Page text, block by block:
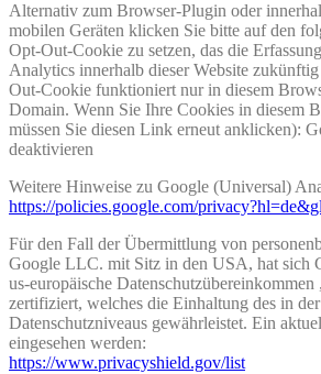
Alternativ zum Browser-Plugin oder
mobilen Geräten klicken Sie bitte auf den
Opt-Out-Cookie zu setzen, das die
Analytics innerhalb dieser Website
Out-Cookie funktioniert nur in diesem
Domain. Wenn Sie Ihre Cookies in diesem
müssen Sie diesen Link erneut anklicken):
deaktivieren
Weitere Hinweise zu Google (Universal)
https://policies.google.com/
Für den Fall der Übermittlung von
Google LLC. mit Sitz in den USA, hat sich
us-europäische
zertifiziert, welches die Einhaltung des in
Datenschutzniveaus gewährleistet. Ein
eingesehen werden:
https://www.privacyshield.gov/list